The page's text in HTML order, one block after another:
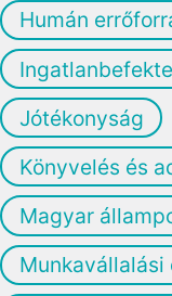
Humán
Jótékonyság
Könyvelés és
Magyar
Munkavállalási